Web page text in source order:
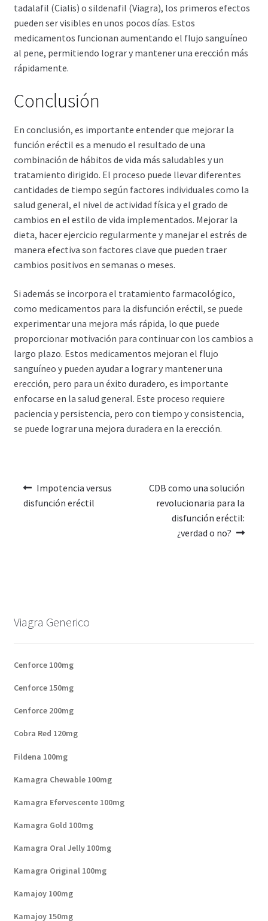
tadalafil (Cialis) o sildenafil (Viagra), los primeros efectos
pueden ser visibles en unos pocos días. Estos
medicamentos funcionan aumentando el flujo sanguíneo
al pene, permitiendo lograr y mantener una erección más
rápidamente.
Conclusión
En conclusión, es importante entender que mejorar la
función eréctil es a menudo el resultado de una
combinación de hábitos de vida más saludables y un
tratamiento dirigido. El proceso puede llevar diferentes
cantidades de tiempo según factores individuales como la
salud general, el nivel de actividad física y el grado de
cambios en el estilo de vida implementados. Mejorar la
dieta, hacer ejercicio regularmente y manejar el estrés de
manera efectiva son factores clave que pueden traer
cambios positivos en semanas o meses.
Si además se incorpora el tratamiento farmacológico,
como medicamentos para la disfunción eréctil, se puede
experimentar una mejora más rápida, lo que puede
proporcionar motivación para continuar con los cambios a
largo plazo. Estos medicamentos mejoran el flujo
sanguíneo y pueden ayudar a lograr y mantener una
erección, pero para un éxito duradero, es importante
enfocarse en la salud general. Este proceso requiere
paciencia y persistencia, pero con tiempo y consistencia,
se puede lograr una mejora duradera en la erección.
Impotencia versus
disfunción eréctil
CDB como una solución
revolucionaria para la
disfunción eréctil:
¿verdad o no?
Viagra Generico
Cenforce 100mg
Cenforce 150mg
Cenforce 200mg
Cobra Red 120mg
Fildena 100mg
Kamagra Chewable 100mg
Kamagra Efervescente 100mg
Kamagra Gold 100mg
Kamagra Oral Jelly 100mg
Kamagra Original 100mg
Kamajoy 100mg
Kamajoy 150mg